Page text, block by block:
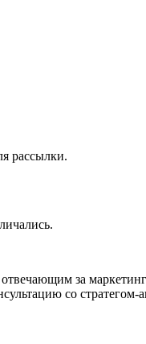
рассылки.
за
со стратегом-